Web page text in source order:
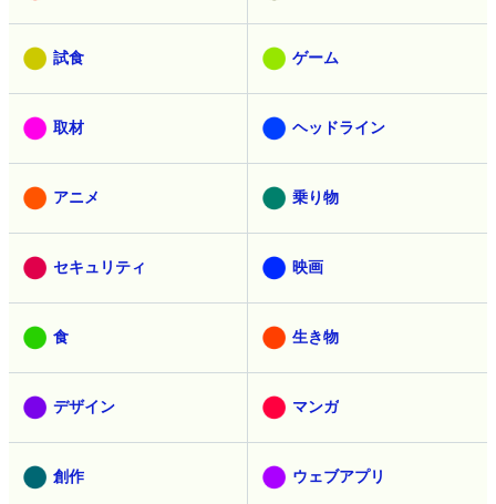
試食 ゲーム
取材 ヘッドライン
アニメ 乗り物
セキュリティ 映画
食 生き物
デザイン マンガ
創作 ウェブアプリ